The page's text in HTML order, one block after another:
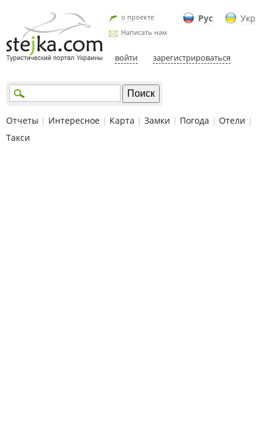
Рус Укр
о проекте
Написать нам
войти зарегистрироваться
Отчеты | Интересное | Карта | Замки | Погода | Отели |
Такси